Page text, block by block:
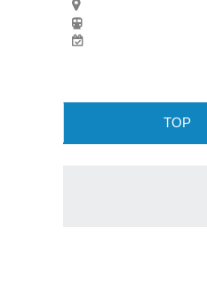
TOP